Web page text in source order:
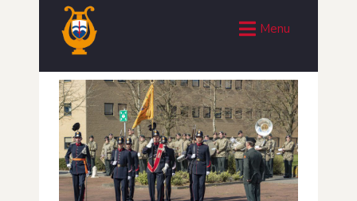
Menu